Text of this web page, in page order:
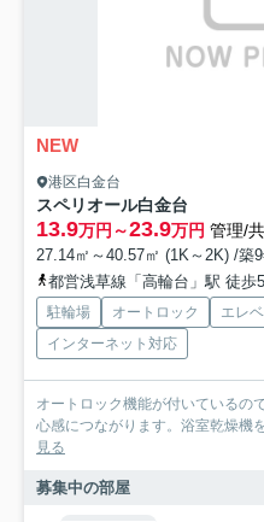
NEW
港区白金台
スペリオール白金台
13.9万円～23.9万円 管理/
27.14㎡～40.57㎡ (1K～2K) /築
都営浅草線「高輪台」駅 徒歩
駐輪場 オートロック エレ
インターネット対応
オートロック機能が付いているの
心感につながります。浴室乾燥機
見る
募集中の部屋